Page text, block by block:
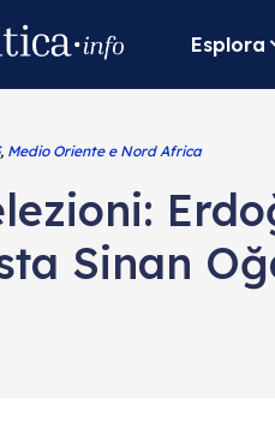
Esplora
, Medio Oriente e Nord Africa
Sinan